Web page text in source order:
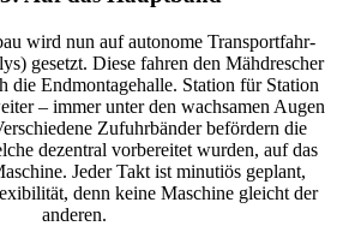
wird nun auf auto­nome Trans­port­fahr­
gesetzt. Diese fahren den Mähdre­scher
die Endmon­ta­ge­halle. Station für Station
– immer unter den wach­samen Augen
Zufuhr­bänder beför­dern die
dezen­tral vorbe­reitet wurden, auf das
Jeder Takt ist minu­tiös geplant,
denn keine Maschine gleicht der
anderen.